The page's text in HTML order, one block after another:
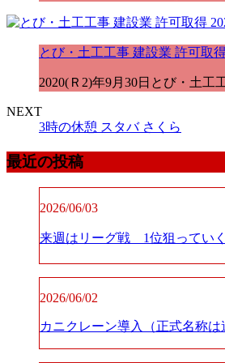
とび・土工工事 建設業 許可取
2020(Ｒ2)年9月30日とび
NEXT
3時の休憩 スタバ さくら
最近の投稿
2026/06/03
来週はリーグ戦 1位狙ってい
2026/06/02
カニクレーン導入（正式名称は